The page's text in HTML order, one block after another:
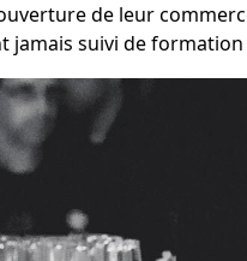
de leur
jamais suivi de